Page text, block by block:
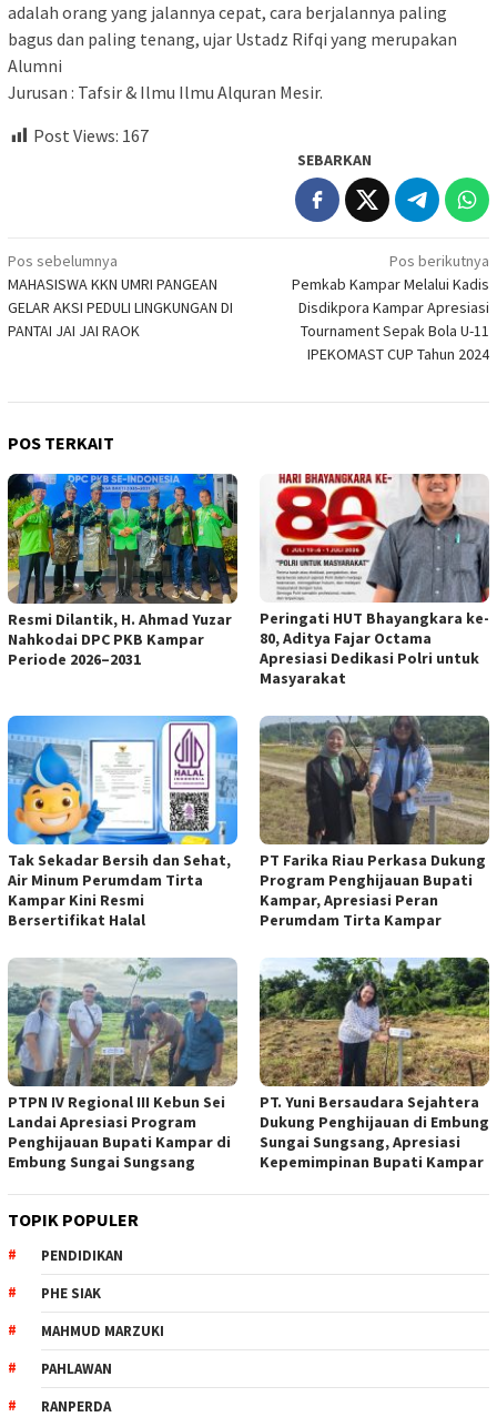
adalah orang yang jalannya cepat, cara berjalannya paling
bagus dan paling tenang, ujar Ustadz Rifqi yang merupakan
Alumni
Jurusan : Tafsir & Ilmu Ilmu Alquran Mesir.
Post Views: 167
SEBARKAN
Navigasi
pos
Pos sebelumnya
MAHASISWA KKN UMRI PANGEAN
GELAR AKSI PEDULI LINGKUNGAN DI
PANTAI JAI JAI RAOK
Pos berikutnya
Pemkab Kampar Melalui Kadis
Disdikpora Kampar Apresiasi
Tournament Sepak Bola U-11
IPEKOMAST CUP Tahun 2024
POS TERKAIT
Resmi Dilantik, H. Ahmad Yuzar
Nahkodai DPC PKB Kampar
Periode 2026–2031
Peringati HUT Bhayangkara ke-
80, Aditya Fajar Octama
Apresiasi Dedikasi Polri untuk
Masyarakat
Tak Sekadar Bersih dan Sehat,
Air Minum Perumdam Tirta
Kampar Kini Resmi
Bersertifikat Halal
PT Farika Riau Perkasa Dukung
Program Penghijauan Bupati
Kampar, Apresiasi Peran
Perumdam Tirta Kampar
PTPN IV Regional III Kebun Sei
Landai Apresiasi Program
Penghijauan Bupati Kampar di
Embung Sungai Sungsang
PT. Yuni Bersaudara Sejahtera
Dukung Penghijauan di Embung
Sungai Sungsang, Apresiasi
Kepemimpinan Bupati Kampar ‎
TOPIK POPULER
PENDIDIKAN
PHE SIAK
MAHMUD MARZUKI
PAHLAWAN
RANPERDA